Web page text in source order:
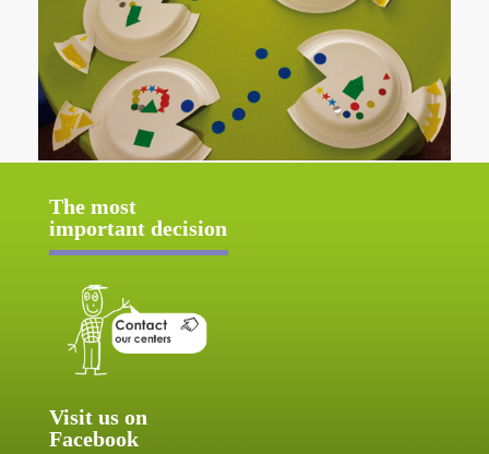
The most
important decision
Visit us on
Facebook